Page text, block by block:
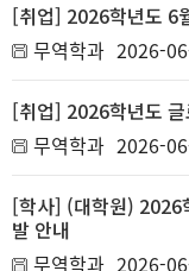
[취업] 2026학년도 6
무역학과 2026-
[취업] 2026학년도
무역학과 2026-
[학사] (대학원) 2026
발 안내
무역학과 2026-